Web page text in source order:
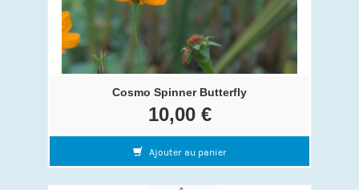
Cosmo Spinner Butterfly
10,00 €
Ajouter au panier